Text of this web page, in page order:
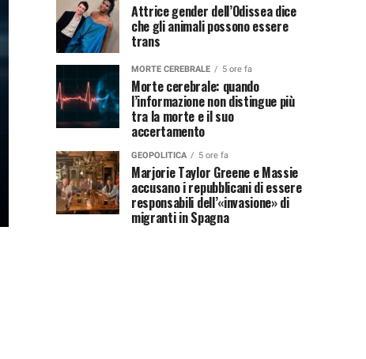
Attrice gender dell’Odissea dice
che gli animali possono essere
trans
MORTE CEREBRALE 5 ore fa
Morte cerebrale: quando
l’informazione non distingue più
tra la morte e il suo
accertamento
GEOPOLITICA 5 ore fa
Marjorie Taylor Greene e Massie
accusano i repubblicani di essere
responsabili dell’«invasione» di
migranti in Spagna